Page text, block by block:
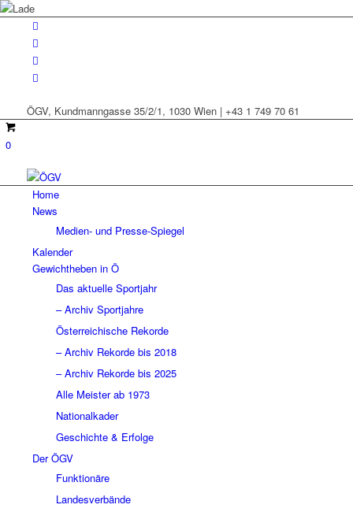
ÖGV, Kundmanngasse 35/2/1, 1030 Wien | +43 1 749 70 61
0
Home
News
Medien- und Presse-Spiegel
Kalender
Gewichtheben in Ö
Das aktuelle Sportjahr
– Archiv Sportjahre
Österreichische Rekorde
– Archiv Rekorde bis 2018
– Archiv Rekorde bis 2025
Alle Meister ab 1973
Nationalkader
Geschichte & Erfolge
Der ÖGV
Funktionäre
Landesverbände